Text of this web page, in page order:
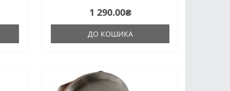
ж,
виробництва Франції. Виріб має
1 290.00₴
ДО КОШИКА